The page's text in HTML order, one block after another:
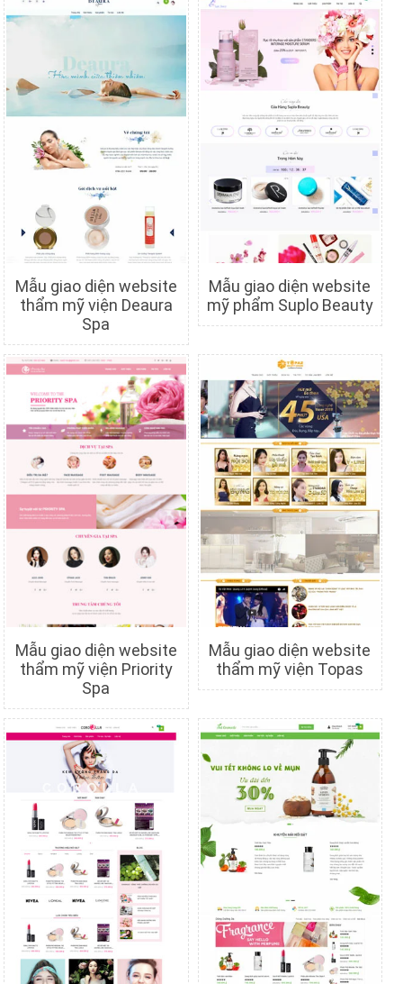
Xem trước
Mẫu giao diện website
thẩm mỹ viện Deaura
Spa
Chi tiết Xem trước
Mẫu giao diện website
mỹ phẩm Suplo Beauty
Xem trước
Mẫu giao diện website
thẩm mỹ viện Priority
Spa
Chi tiết Xem trước
Mẫu giao diện website
thẩm mỹ viện Topas